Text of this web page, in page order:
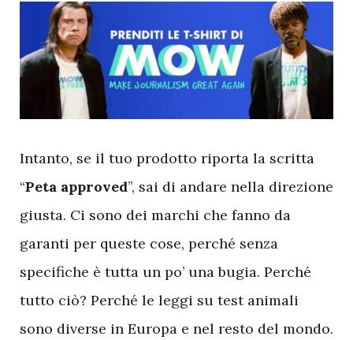
Intanto, se il tuo prodotto riporta la scritta
“Peta approved”, sai di andare nella direzione
giusta. Ci sono dei marchi che fanno da
garanti per queste cose, perché senza
specifiche è tutta un po’ una bugia. Perché
tutto ciò? Perché le leggi su test animali
sono diverse in Europa e nel resto del mondo.